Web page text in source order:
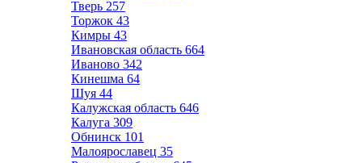
Тверь 257
Торжок 43
Кимры 43
Ивановская область 664
Иваново 342
Кинешма 64
Шуя 44
Калужская область 646
Калуга 309
Обнинск 101
Малоярославец 35